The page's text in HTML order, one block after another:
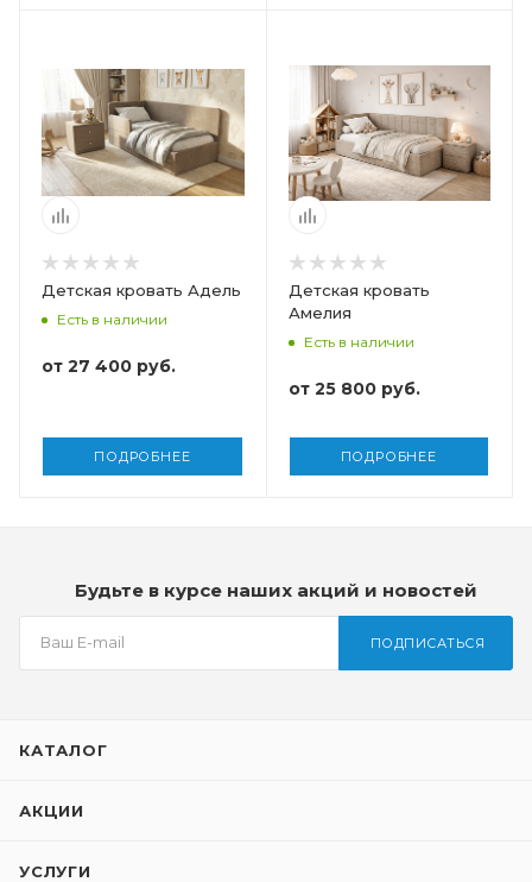
Детская кровать Адель
Есть в наличии
от 27 400 руб.
ПОДРОБНЕЕ
Детская кровать
Амелия
Есть в наличии
от 25 800 руб.
ПОДРОБНЕЕ
Будьте в курсе наших акций и новостей
ПОДПИСАТЬСЯ
КАТАЛОГ
АКЦИИ
УСЛУГИ